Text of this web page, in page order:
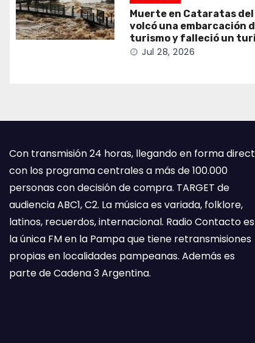
Muerte en Cataratas
volcó una embarcación
turismo y falleció un
Jul 28, 2026
Con transmisión 24 horas, llegando en forma
con los programa centrales a más de 100.000
personas con decisión de compra. TARGET de
audiencia ABC1, C2. La música es variada, folklore,
latinos, recuerdos, internacional. Radio Contacto es
la única FM en la Pampa que tiene retransmisiones
propias en localidades pampeanas. Además es
parte de Cadena 3 Argentina.